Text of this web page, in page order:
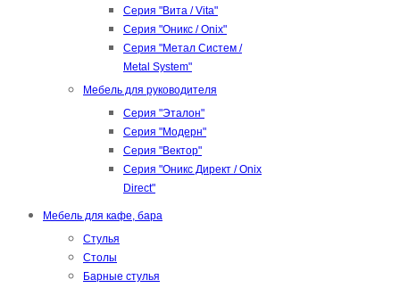
Серия "Вита / Vita"
Серия "Оникс / Onix"
Серия "Метал Систем /
Metal System"
Мебель для руководителя
Серия "Эталон"
Серия "Модерн"
Серия "Вектор"
Серия "Оникс Директ / Onix
Direct"
Мебель для кафе, бара
Стулья
Столы
Барные стулья